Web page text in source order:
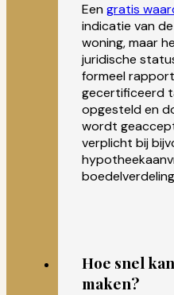
Een gratis
indicatie van
woning, maar
juridische
formeel
gecertificeerd
opgesteld en
wordt
verplicht bij
Hoe snel
maken?